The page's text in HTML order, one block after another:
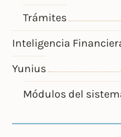
Trámites
Inteligencia
Yunius
Módulos del